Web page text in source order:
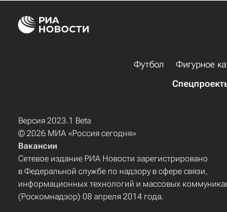
Футбол Фигурное
Версия 2023.1 Beta
© 2026 МИА «Россия сегодня»
Вакансии
Сетевое издание РИА Новости зарегистрировано
в Федеральной службе по надзору в сфере связи,
информационных технологий и массовых
(Роскомнадзор) 08 апреля 2014 года.